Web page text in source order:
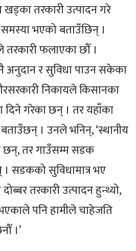
खड्का तरकारी उत्पादन गरे
भएको बताउँछिन् ।
फलाएका छौँ ।
र सुविधा पाउन सकेका
निकायले किसानका
दिने गरेका छन् । तर यहाँका
। उनले भनिन्, ‘स्थानीय
छन्, तर गाउँसम्म सडक
सडकको सुविधामात्र भए
तरकारी उत्पादन हुन्थ्यो,
पनि हामीले चाहेजति
।’